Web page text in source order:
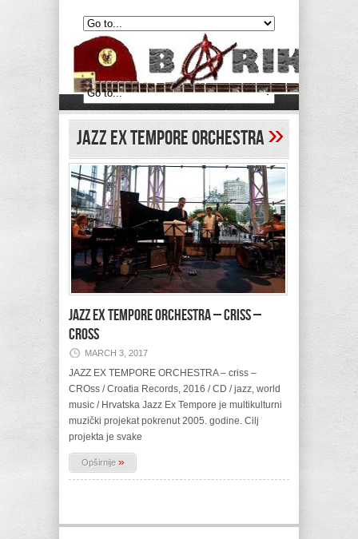
Jazz Ex Tempore Orchestra»
JAZZ EX TEMPORE ORCHESTRA – criss –
CROss
MARCH 3, 2017
JAZZ EX TEMPORE ORCHESTRA – criss –
CROss / Croatia Records, 2016 / CD / jazz, world
music / Hrvatska Jazz Ex Tempore je multikulturni
muzički projekat pokrenut 2005. godine. Cilj
projekta je svake
Opširnije »